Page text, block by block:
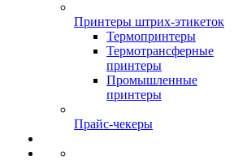
Принтеры штрих-этикеток
Термопринтеры
Термотрансферные
принтеры
Промышленные
принтеры
Прайс-чекеры